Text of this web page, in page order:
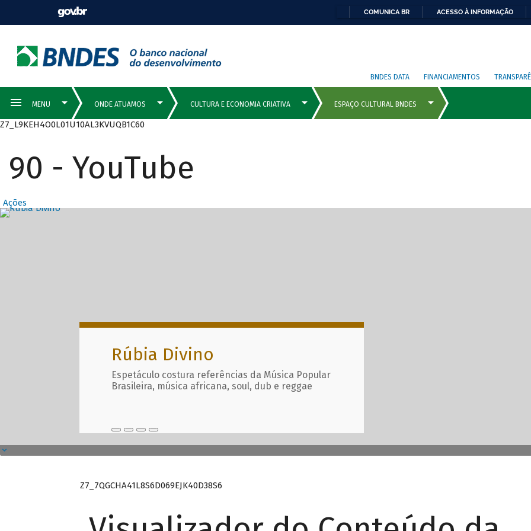
COMUNICA BR ACESSO À INFORMAÇÃO
BNDES DATA FINANCIAMENTOS
Z7_L9KEH4O0L01U10AL3KVUQB1C60
90 - YouTube
Ações
Destaques Principais com
Rúbia Divino
Espetáculo costura referências da Música Popular
Brasileira, música africana, soul, dub e reggae
Z7_7QGCHA41L8S6D069EJK40D38S6